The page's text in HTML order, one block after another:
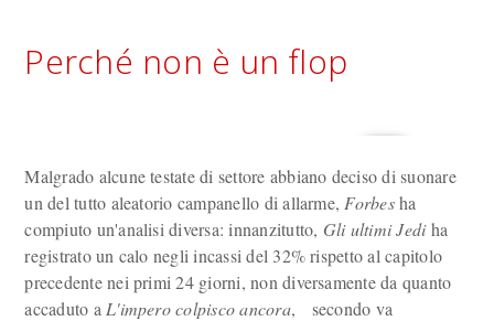
Perché non è un flop
Malgrado alcune testate di settore abbiano deciso di suonare
un del tutto aleatorio campanello di allarme, Forbesha
compiuto un'analisi diversa: innanzitutto, Gli ultimi Jediha
registrato un calo negli incassi del 32% rispetto al capitolo
precedente nei primi 24 giorni, non diversamente da quanto
accaduto a L'impero colpisco ancora, secondo va